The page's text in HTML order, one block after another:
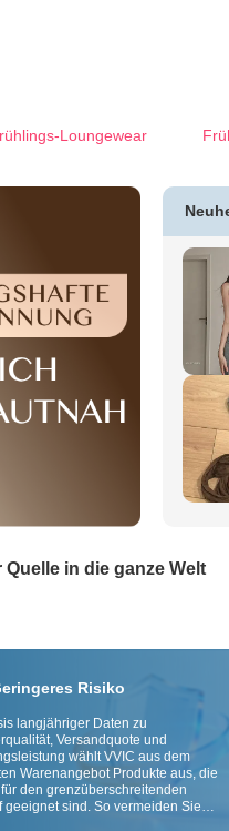
Loungewear
in die ganze Welt
Risiko
langjähriger Daten zu
Versandquote und
wählt VVIC aus dem
Warenangebot Produkte aus, die
den grenzüberschreitenden
geeignet sind. So vermeiden Sie